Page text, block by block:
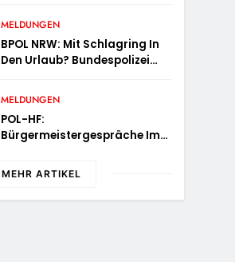
MELDUNGEN
BPOL NRW: Mit Schlagring In
Den Urlaub? Bundespolizei
Fündig
MELDUNGEN
POL-HF:
Bürgermeistergespräche Im
Erfoglreiches Beispiel Der
MEHR ARTIKEL